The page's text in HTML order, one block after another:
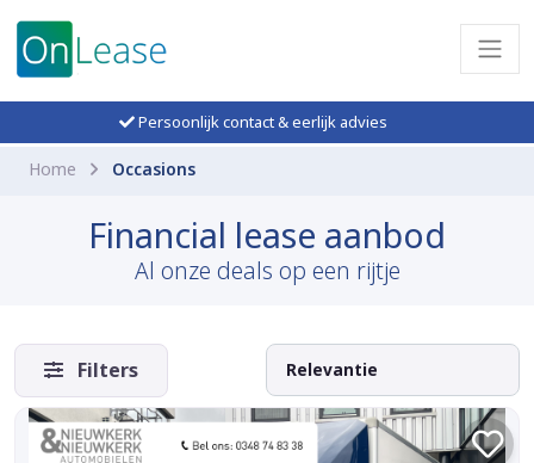
Persoonlijk contact & eerlijk advies
Home Occasions
Financial lease aanbod
Al onze deals op een rijtje
Filters